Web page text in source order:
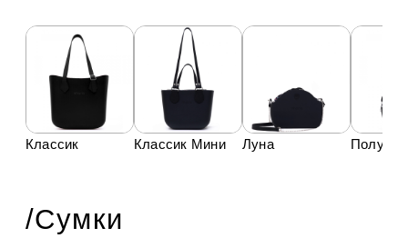
Классик Классик Мини Луна
/Сумки